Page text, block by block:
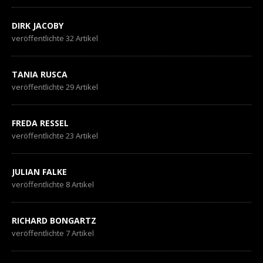
DIRK JACOBY
veröffentlichte 32 Artikel
TANIA RUSCA
veröffentlichte 29 Artikel
FREDA RESSEL
veröffentlichte 23 Artikel
JULIAN FALKE
veröffentlichte 8 Artikel
RICHARD BONGARTZ
veröffentlichte 7 Artikel